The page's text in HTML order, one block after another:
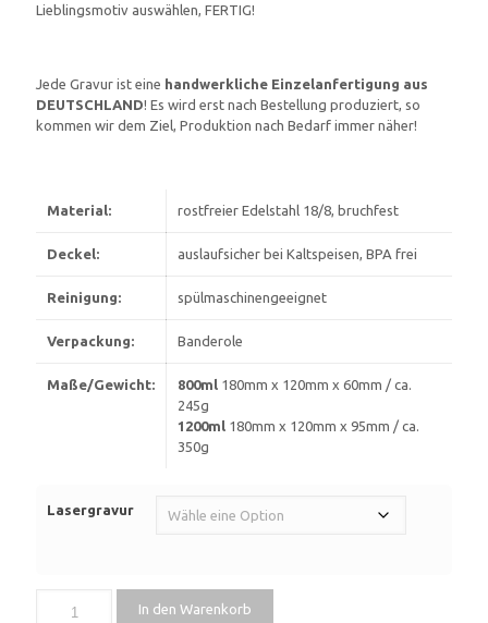
Lieblingsmotiv auswählen, FERTIG!
Jede Gravur ist eine handwerkliche Einzelanfertigung aus
DEUTSCHLAND! Es wird erst nach Bestellung produziert, so
kommen wir dem Ziel, Produktion nach Bedarf immer näher!
Material: rostfreier Edelstahl 18/8, bruchfest
Deckel: auslaufsicher bei Kaltspeisen, BPA frei
Reinigung: spülmaschinengeeignet
Verpackung: Banderole
Maße/Gewicht: 800ml 180mm x 120mm x 60mm / ca.
245g
1200ml 180mm x 120mm x 95mm / ca.
350g
Lasergravur
In den Warenkorb